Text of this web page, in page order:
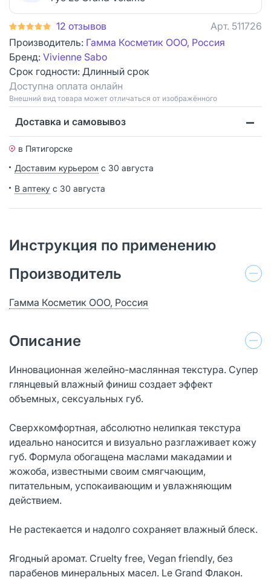
12 отзывов Арт. 511726
Производитель: Гамма Косметик ООО, Россия
Бренд: Vivienne Sabo
Срок годности: Длинный срок
Доступна оплата онлайн
Bнешний вид товара может отличаться от изображённого
Доставка и самовывоз
в Пятигорске
Доставим курьером с 30 августа
В аптеку с 30 августа
Инструкция по применению
Производитель
Гамма Косметик ООО, Россия
Описание
Инновационная желейно-маслянная текстура. Супер
глянцевый влажный финиш создает эффект
объемных, сексуальных губ.
Сверхкомфортная, абсолютно нелипкая текстура
идеально наносится и визуально разглаживает кожу
губ. Формула обогащена маслами макадамии и
жожоба, известными своим смягчающим,
питательным, успокаивающим и увлажняющим
действием.
Не растекается и надолго сохраняет влажный блеск.
Ягодный аромат. Cruelty free, Vegan friendly, без
парабенов минеральных масел. Le Grand Флакон.